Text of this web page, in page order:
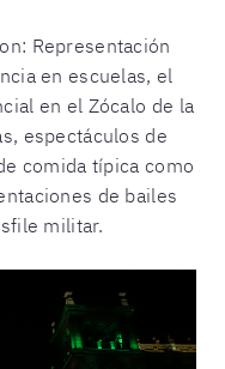
Representación
en escuelas, el
en el Zócalo de la
espectáculos de
comida típica como
de bailes
militar.